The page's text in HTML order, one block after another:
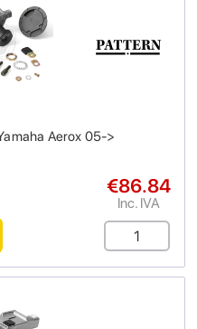
Aerox 05->
€86.84
Inc. IVA